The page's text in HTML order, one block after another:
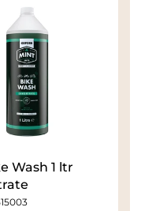
Wash 1 ltr